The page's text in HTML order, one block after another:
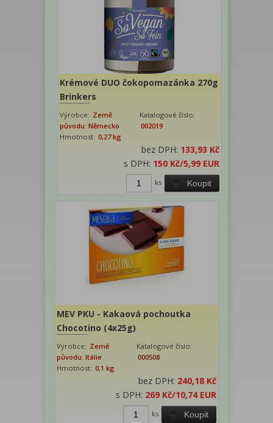
Krémové DUO čokopomazánka 270g
Brinkers
Výrobce: Země
původu: Německo
Katalogové číslo:
002019
Hmotnost: 0,27 kg
bez DPH: 133,93 Kč
s DPH: 150 Kč/5,99 EUR
Koupit
ks
MEV PKU - Kakaová pochoutka
Chocotino (4x25g)
Výrobce: Země
původu: Itálie
Katalogové číslo:
000508
Hmotnost: 0,1 kg
bez DPH: 240,18 Kč
s DPH: 269 Kč/10,74 EUR
Koupit
ks